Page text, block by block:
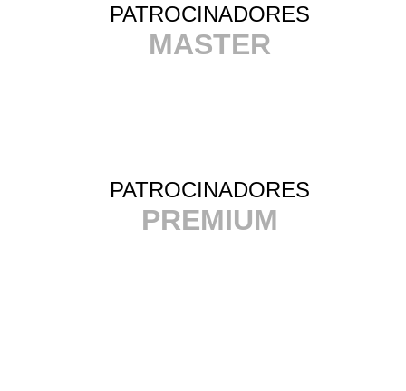
PATROCINADORES
MASTER
PATROCINADORES
PREMIUM